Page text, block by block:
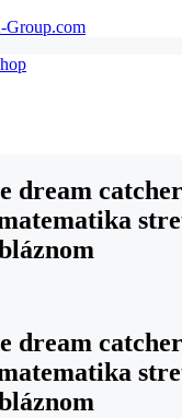
Group.com
dream
dream